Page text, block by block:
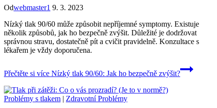
Odwebmaster1 9. 3. 2023
Nízký tlak 90/60 může způsobit nepříjemné symptomy. Existuje
několik způsobů, jak ho bezpečně zvýšit. Důležité je dodržovat
správnou stravu, dostatečně pít a cvičit pravidelně. Konzultace s
lékařem je vždy doporučena.
Přečtěte si více Nízký tlak 90/60: Jak ho bezpečně zvýšit?
Problémy s tlakem | Zdravotní Problémy